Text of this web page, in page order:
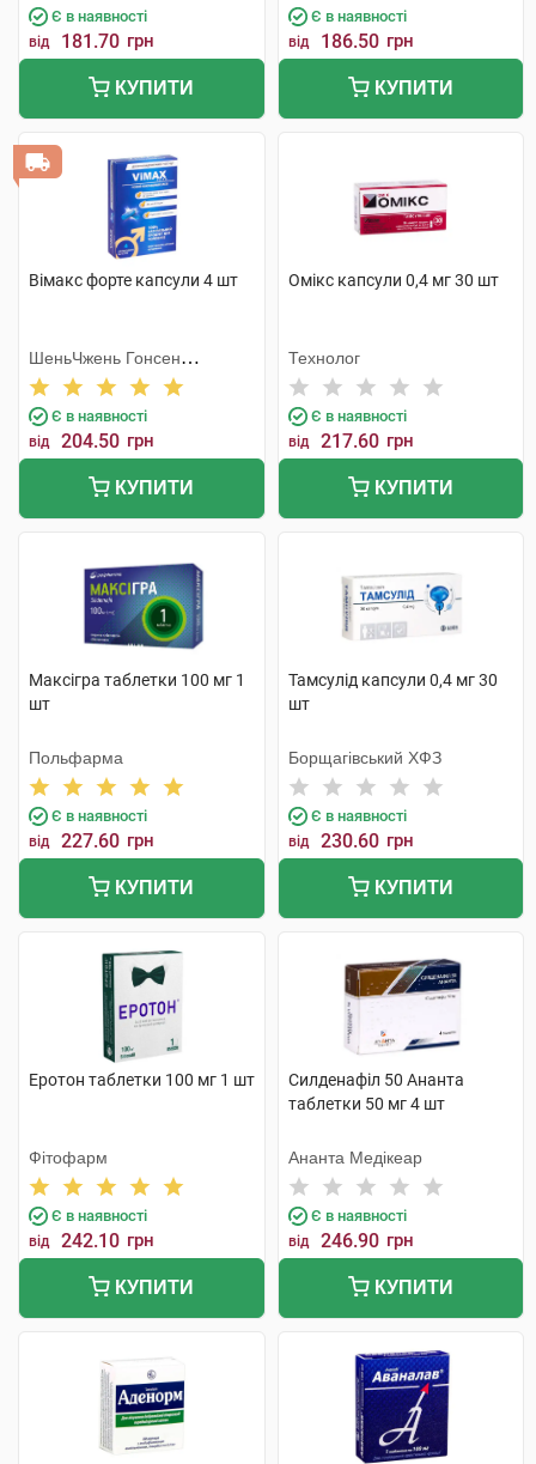
Є в наявності
від 181.70 грн
КУПИТИ
Є в наявності
від 186.50 грн
КУПИТИ
Вімакс форте капсули 4 шт
ШеньЧжень Гонсен
Байоледжі Індастрі Ко. Лтд
Є в наявності
від 204.50 грн
КУПИТИ
Омікс капсули 0,4 мг 30 шт
Технолог
Є в наявності
від 217.60 грн
КУПИТИ
Максігра таблетки 100 мг 1
шт
Польфарма
Є в наявності
від 227.60 грн
КУПИТИ
Тамсулід капсули 0,4 мг 30
шт
Борщагівський ХФЗ
Є в наявності
від 230.60 грн
КУПИТИ
Еротон таблетки 100 мг 1 шт
Фітофарм
Є в наявності
від 242.10 грн
КУПИТИ
Силденафіл 50 Ананта
таблетки 50 мг 4 шт
Ананта Медікеар
Є в наявності
від 246.90 грн
КУПИТИ